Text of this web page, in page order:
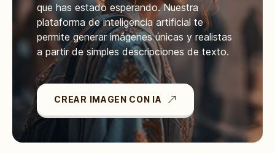
que has estado esperando. Nuestra
plataforma de inteligencia artificial te
permite generar imágenes únicas y realistas
a partir de simples descripciones de texto.
CREAR IMAGEN CON IA